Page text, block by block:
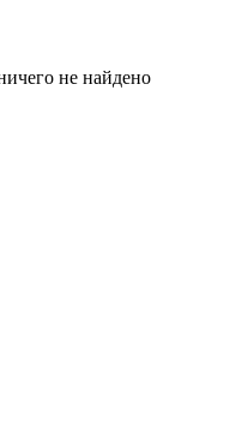
не найдено